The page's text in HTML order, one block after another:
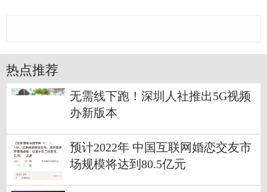
热点推荐
无需线下跑！深圳人社推出5G视频
办新版本
预计2022年 中国互联网婚恋交友市
场规模将达到80.5亿元